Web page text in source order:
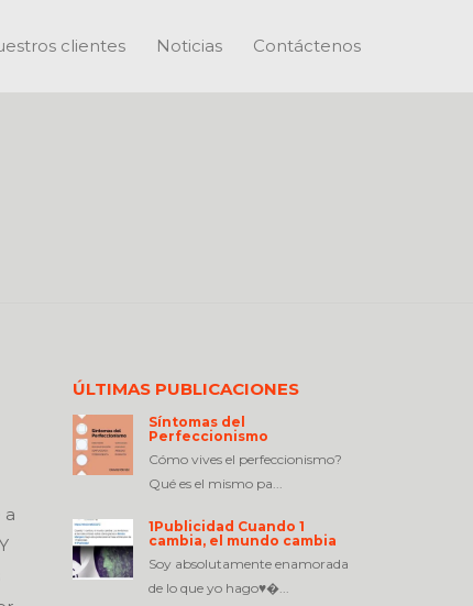
clientes Noticias Contáctenos
a
ÚLTIMAS PUBLICACIONES
Síntomas del
Perfeccionismo
Cómo vives el perfeccionismo?
Qué es el mismo pa...
1Publicidad Cuando 1
cambia, el mundo cambia
Soy absolutamente enamorada
de lo que yo hago♥�...